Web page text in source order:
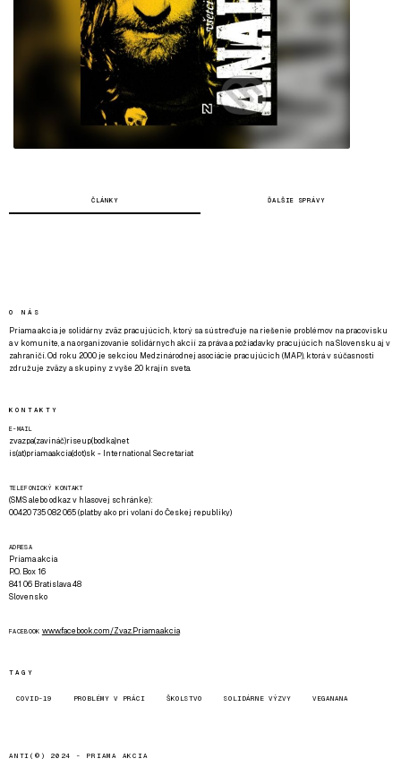
ČLÁNKY ĎALŠIE SPRÁVY
O NÁS
Priama akcia je solidárny zväz pracujúcich, ktorý sa sústreďuje na riešenie problémov na pracovisku
a v komunite, a na organizovanie solidárnych akcií za práva a požiadavky pracujúcich na Slovensku aj v
zahraničí. Od roku 2000 je sekciou Medzinárodnej asociácie pracujúcich (MAP), ktorá v súčasnosti
združuje zväzy a skupiny z vyše 20 krajín sveta.
KONTAKTY
E-MAIL
zvazpa(zavináč)riseup(bodka)net
is(at)priamaakcia(dot)sk - International Secretariat
TELEFONICKÝ KONTAKT
(SMS alebo odkaz v hlasovej schránke):
00420 735 082 065 (platby ako pri volaní do Českej republiky)
ADRESA
Priama akcia
P.O. Box 16
841 06 Bratislava 48
Slovensko
FACEBOOK www.facebook.com/Zvaz.Priama.akcia
TAGY
COVID-19 PROBLÉMY V PRÁCI ŠKOLSTVO SOLIDÁRNE VÝZVY VEGANANA
ANTI(©) 2024 - PRIAMA AKCIA